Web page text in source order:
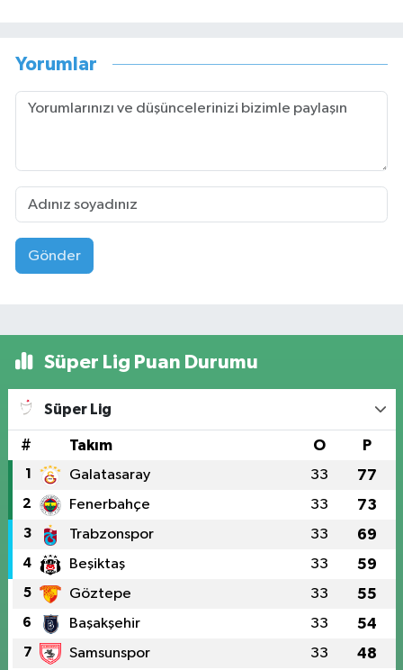
Yorumlar
Gönder
Süper Lig Puan Durumu
Süper Lig
# Takım O P
1 Galatasaray 33 77
2 Fenerbahçe 33 73
3 Trabzonspor 33 69
4 Beşiktaş 33 59
5 Göztepe 33 55
6 Başakşehir 33 54
7 Samsunspor 33 48